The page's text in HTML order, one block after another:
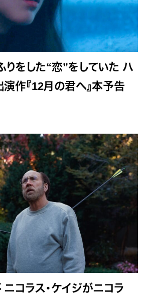
りをした“恋”をしていた ハ
演作『12月の君へ』本予告
ニコラス・ケイジがニコラ